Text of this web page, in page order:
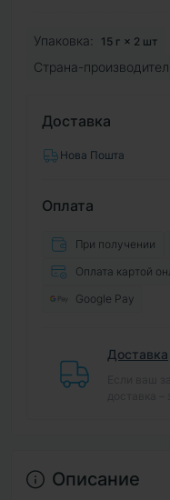
Упаковка: 15 г × 2 шт
Страна-
Доставка
Нова Пошта
Оплата
При получении
Оплата картой
Google Pay
Доставка
Описание